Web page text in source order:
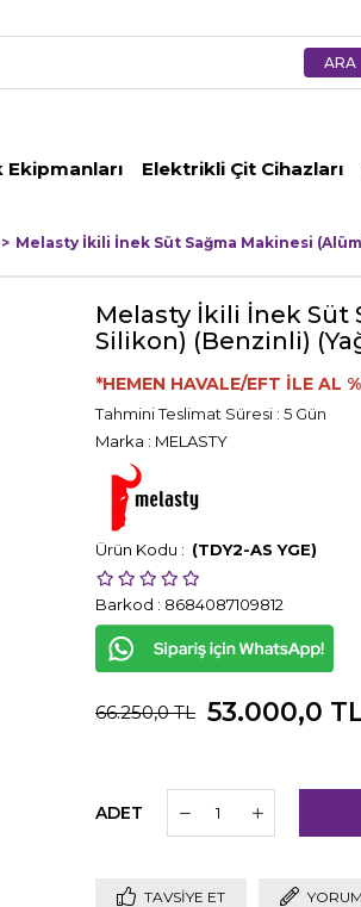
Ekipmanları Elektrikli Çit Cihazları
Melasty İkili İnek Süt Sağma Makinesi
Melasty İkili İnek
Silikon) (Benzinli)
*HEMEN HAVALE/EFT İLE AL
Tahmini Teslimat Süresi : 5 Gün
Marka : MELASTY
(TDY2-AS YGE)
Barkod : 8684087109812
66.250,0 TL 53.000,0
ADET
TAVSIYE ET